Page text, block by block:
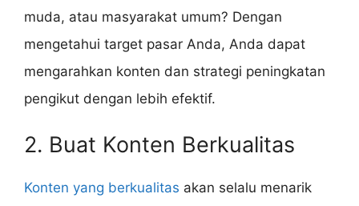
muda, atau masyarakat umum? Dengan
mengetahui target pasar Anda, Anda dapat
mengarahkan konten dan strategi peningkatan
pengikut dengan lebih efektif.
2. Buat Konten Berkualitas
Konten yang berkualitas akan selalu menarik